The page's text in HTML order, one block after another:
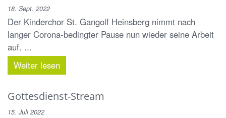
18. Sept. 2022
Der Kinderchor St. Gangolf Heinsberg nimmt nach
langer Corona-bedingter Pause nun wieder seine Arbeit
auf. ...
Weiter lesen
Gottesdienst-Stream
15. Juli 2022